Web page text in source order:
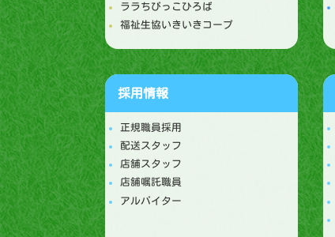
ララちびっこひろば
福祉生協いきいきコープ
採用情報
正規職員採用
配送スタッフ
店舗スタッフ
店舗嘱託職員
アルバイター